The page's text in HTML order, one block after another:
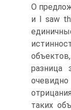
О
и I saw
разница
таких